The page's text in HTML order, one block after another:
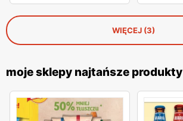
WIĘCEJ (3)
moje sklepy najtańsze produkty